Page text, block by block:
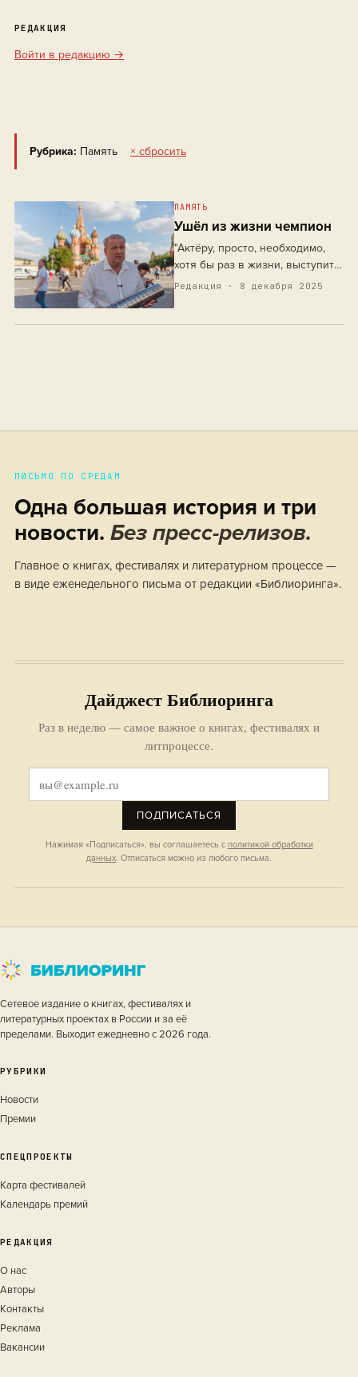
Рубрика: Память × сбросить
ПАМЯТЬ
Ушёл из жизни чемпион
"Актёру, просто, необходимо,
хотя бы раз в жизни, выступить
на Красной площади". (с)
Редакция · 8 декабря 2025
РЕДАКЦИЯ
Войти в редакцию →
ПИСЬМО ПО СРЕДАМ
Одна большая история и три
новости. Без пресс-релизов.
Главное о книгах, фестивалях и литературном процессе —
в виде еженедельного письма от редакции «Библиоринга».
Дайджест Библиоринга
Раз в неделю — самое важное о книгах, фестивалях и
литпроцессе.
ПОДПИСАТЬСЯ
Нажимая «Подписаться», вы соглашаетесь с политикой обработки
данных. Отписаться можно из любого письма.
Сетевое издание о книгах, фестивалях и
литературных проектах в России и за её
пределами. Выходит ежедневно с 2026 года.
РУБРИКИ
Новости
Премии
СПЕЦПРОЕКТЫ
Карта фестивалей
Календарь премий
РЕДАКЦИЯ
О нас
Авторы
Контакты
Реклама
Вакансии